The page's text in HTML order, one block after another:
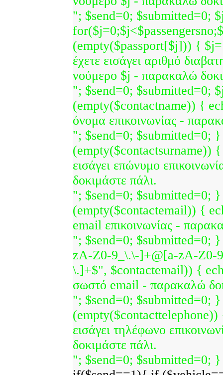
"; $send=0; $submitted=0;
(empty($passport[$j])) {
έχετε εισάγει αριθμό
νούμερο $j - παρακαλώ
"; $send=0; $submitted=0;
(empty($contactname)) {
όνομα επικοινωνίας -
"; $send=0; $submitted=0;
(empty($contactsurname)) {
εισάγει επώνυμο
δοκιμάστε πάλι.
"; $send=0; $submitted=0;
(empty($contactemail)) {
email επικοινωνίας -
"; $send=0; $submitted=0;
zA-Z0-9_\.\-]+@[a-zA-Z0-
\.]+$", $contactemail)) {
σωστό email - παρακαλώ
"; $send=0; $submitted=0;
(empty($contacttelephone))
εισάγει τηλέφωνο
δοκιμάστε πάλι.
"; $send=0; $submitted=0;